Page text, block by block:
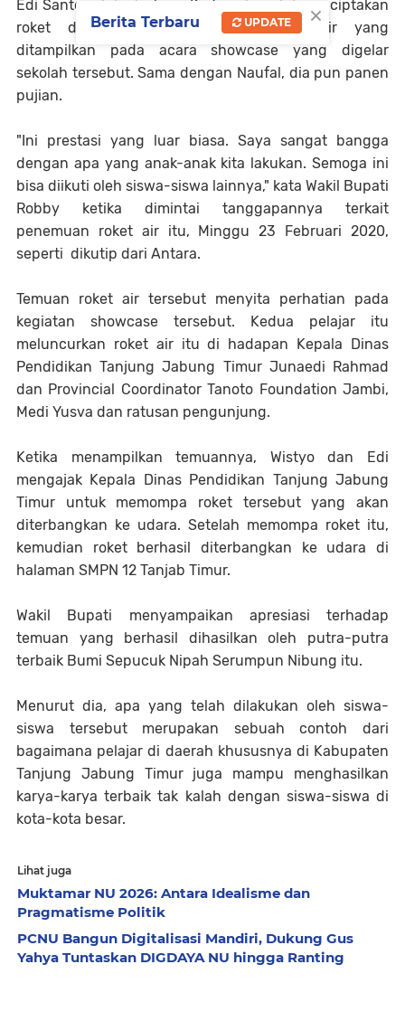
Edi Santoso ini misalnya. Kedua siswa ini menciptakan
roket dengan menggunakan tenaga air yang
ditampilkan pada acara showcase yang digelar
sekolah tersebut. Sama dengan Naufal, dia pun panen
pujian.
"Ini prestasi yang luar biasa. Saya sangat bangga
dengan apa yang anak-anak kita lakukan. Semoga ini
bisa diikuti oleh siswa-siswa lainnya," kata Wakil Bupati
Robby ketika dimintai tanggapannya terkait
penemuan roket air itu, Minggu 23 Februari 2020,
seperti dikutip dari Antara.
Temuan roket air tersebut menyita perhatian pada
kegiatan showcase tersebut. Kedua pelajar itu
meluncurkan roket air itu di hadapan Kepala Dinas
Pendidikan Tanjung Jabung Timur Junaedi Rahmad
dan Provincial Coordinator Tanoto Foundation Jambi,
Medi Yusva dan ratusan pengunjung.
Ketika menampilkan temuannya, Wistyo dan Edi
mengajak Kepala Dinas Pendidikan Tanjung Jabung
Timur untuk memompa roket tersebut yang akan
diterbangkan ke udara. Setelah memompa roket itu,
kemudian roket berhasil diterbangkan ke udara di
halaman SMPN 12 Tanjab Timur.
Wakil Bupati menyampaikan apresiasi terhadap
temuan yang berhasil dihasilkan oleh putra-putra
terbaik Bumi Sepucuk Nipah Serumpun Nibung itu.
Menurut dia, apa yang telah dilakukan oleh siswa-
siswa tersebut merupakan sebuah contoh dari
bagaimana pelajar di daerah khususnya di Kabupaten
Tanjung Jabung Timur juga mampu menghasilkan
karya-karya terbaik tak kalah dengan siswa-siswa di
kota-kota besar.
Lihat juga
Muktamar NU 2026: Antara Idealisme dan
Pragmatisme Politik
PCNU Bangun Digitalisasi Mandiri, Dukung Gus
Yahya Tuntaskan DIGDAYA NU hingga Ranting
×
Berita Terbaru UPDATE